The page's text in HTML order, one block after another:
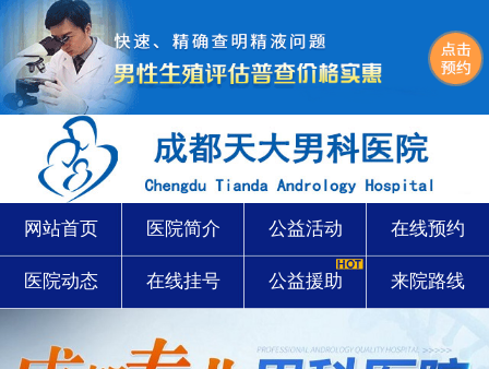
网站首页 医院简介 公益活动 在线预约
医院动态 在线挂号 公益援助 来院路线